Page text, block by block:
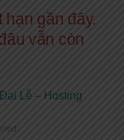
hạn gần đây.
vẫn còn
Lễ – Hosting